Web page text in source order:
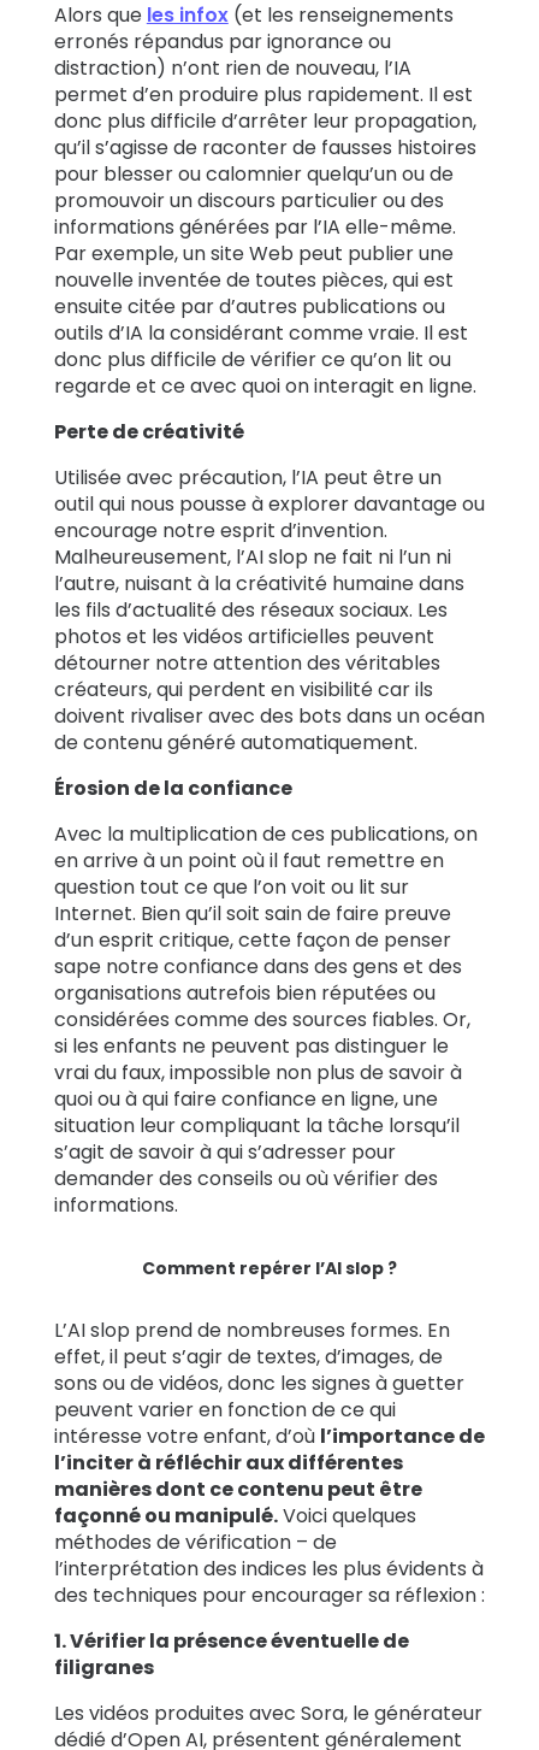
Alors que les infox(et les renseignements
erronés répandus par ignorance ou
distraction) n’ont rien de nouveau, l’IA
permet d’en produire plus rapidement. Il est
donc plus difficile d’arrêter leur propagation,
qu’il s’agisse de raconter de fausses histoires
pour blesser ou calomnier quelqu’un ou de
promouvoir un discours particulier ou des
informations générées par l’IA elle-même.
Par exemple, un site Web peut publier une
nouvelle inventée de toutes pièces, qui est
ensuite citée par d’autres publications ou
outils d’IA la considérant comme vraie. Il est
donc plus difficile de vérifier ce qu’on lit ou
regarde et ce avec quoi on interagit en ligne.
Perte de créativité
Utilisée avec précaution, l’IA peut être un
outil qui nous pousse à explorer davantage ou
encourage notre esprit d’invention.
Malheureusement, l’AI slop ne fait ni l’un ni
l’autre, nuisant à la créativité humaine dans
les fils d’actualité des réseaux sociaux. Les
photos et les vidéos artificielles peuvent
détourner notre attention des véritables
créateurs, qui perdent en visibilité car ils
doivent rivaliser avec des bots dans un océan
de contenu généré automatiquement.
Érosion de la confiance
Avec la multiplication de ces publications, on
en arrive à un point où il faut remettre en
question tout ce que l’on voit ou lit sur
Internet. Bien qu’il soit sain de faire preuve
d’un esprit critique, cette façon de penser
sape notre confiance dans des gens et des
organisations autrefois bien réputées ou
considérées comme des sources fiables. Or,
si les enfants ne peuvent pas distinguer le
vrai du faux, impossible non plus de savoir à
quoi ou à qui faire confiance en ligne, une
situation leur compliquant la tâche lorsqu’il
s’agit de savoir à qui s’adresser pour
demander des conseils ou où vérifier des
informations.
Comment repérer l’AI slop ?
L’AI slop prend de nombreuses formes. En
effet, il peut s’agir de textes, d’images, de
sons ou de vidéos, donc les signes à guetter
peuvent varier en fonction de ce qui
intéresse votre enfant, d’où l’importance de
l’inciter à réfléchir aux différentes
manières dont ce contenu peut être
façonné ou manipulé.Voici quelques
méthodes de vérification – de
l’interprétation des indices les plus évidents à
des techniques pour encourager sa réflexion :
1. Vérifier la présence éventuelle de
filigranes
Les vidéos produites avec Sora, le générateur
dédié d’Open AI, présentent généralement